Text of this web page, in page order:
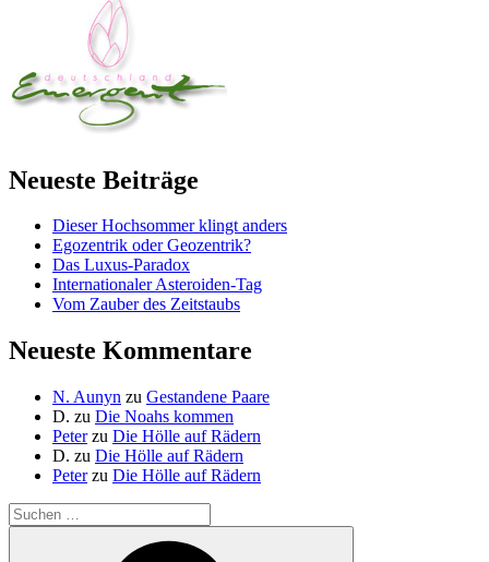
Neueste Beiträge
Dieser Hochsommer klingt anders
Egozentrik oder Geozentrik?
Das Luxus-Paradox
Internationaler Asteroiden-Tag
Vom Zauber des Zeitstaubs
Neueste Kommentare
N. Aunyn zu Gestandene Paare
D. zu Die Noahs kommen
Peterzu Die Hölle auf Rädern
D. zu Die Hölle auf Rädern
Peterzu Die Hölle auf Rädern
Suche
nach: